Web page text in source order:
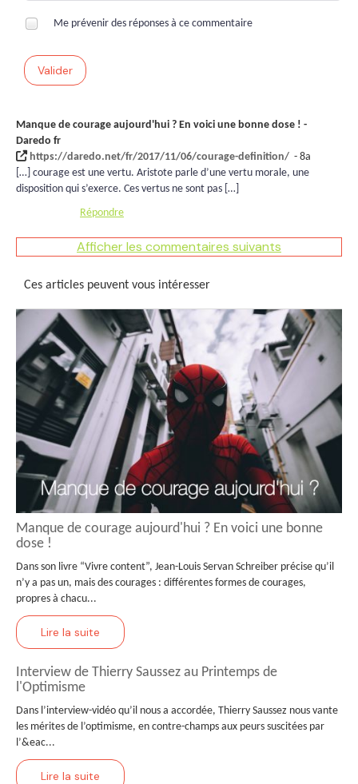
Me prévenir des réponses à ce commentaire
Valider
Manque de courage aujourd'hui ? En voici une bonne dose ! -
Daredo fr
https://daredo.net/fr/2017/11/06/courage-definition/ - 8a
[…] courage est une vertu. Aristote parle d’une vertu morale, une
disposition qui s’exerce. Ces vertus ne sont pas […]
Répondre
Afficher les commentaires suivants
Ces articles peuvent vous intéresser
Manque de courage aujourd'hui ? En voici une bonne
dose !
Dans son livre “Vivre content”, Jean-Louis Servan Schreiber précise qu’il
n’y a pas un, mais des courages : différentes formes de courages,
propres à chacu...
Lire la suite
Interview de Thierry Saussez au Printemps de
l'Optimisme
Dans l’interview-vidéo qu’il nous a accordée, Thierry Saussez nous vante
les mérites de l’optimisme, en contre-champs aux peurs suscitées par
l’&eac...
Lire la suite